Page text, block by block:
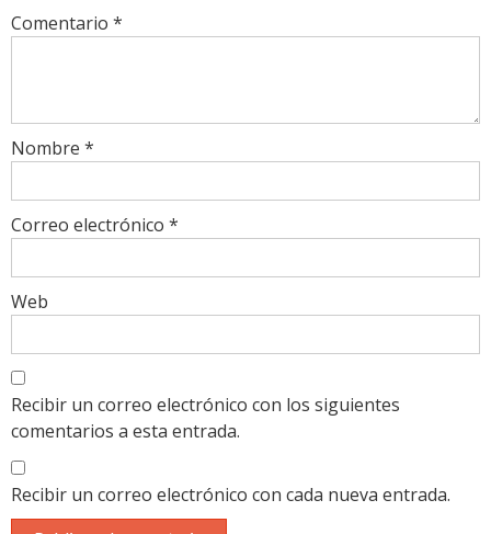
Comentario *
Nombre *
Correo electrónico *
Web
Recibir un correo electrónico con los siguientes
comentarios a esta entrada.
Recibir un correo electrónico con cada nueva entrada.